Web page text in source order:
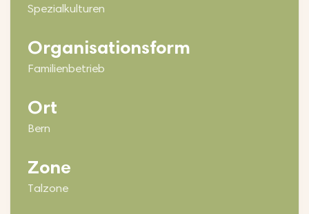
Spezialkulturen
Organisationsform
Familienbetrieb
Ort
Bern
Zone
Talzone